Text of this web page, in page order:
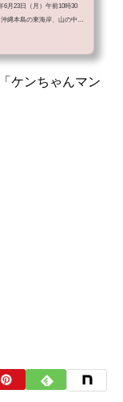
6月23日（月）午前10時30
縄本島の東海岸、山の中腹
の「お守り」で育ったマン
り」として必要...
ケンちゃんマン